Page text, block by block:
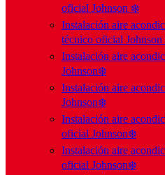
oficial Johnson ❄️
Instalación aire
técnico oficial
Instalación aire
Johnson❄️
Instalación aire
Johnson❄️
Instalación aire
oficial Johnson❄️
Instalación aire
oficial Johnson❄️